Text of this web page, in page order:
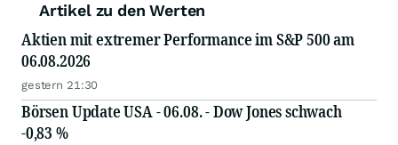
Artikel zu den Werten
Aktien mit extremer Performance im S&P 500 am
06.08.2026
gestern 21:30
Börsen Update USA - 06.08. - Dow Jones schwach
-0,83 %